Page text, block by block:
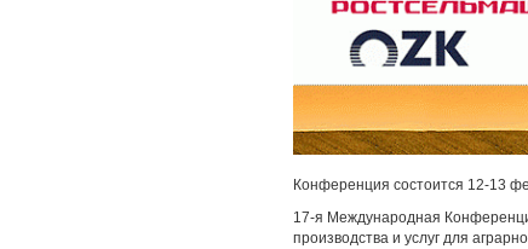
Конференция состоится 12-13
17-я Международная
производства и услуг для